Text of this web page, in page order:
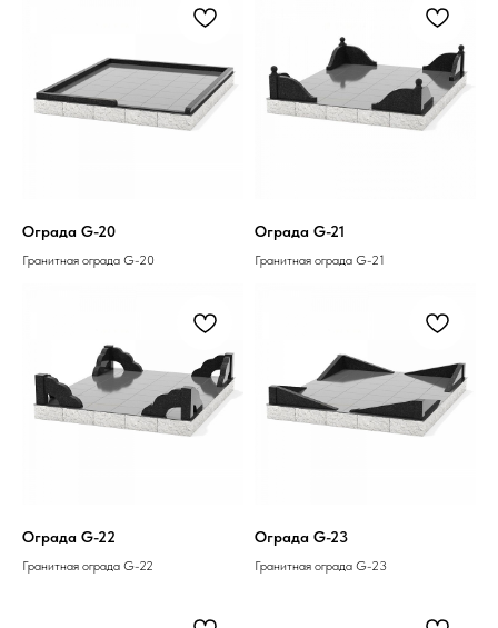
Ограда G-20
Гранитная ограда G-20
Ограда G-21
Гранитная ограда G-21
Ограда G-22
Гранитная ограда G-22
Ограда G-23
Гранитная ограда G-23